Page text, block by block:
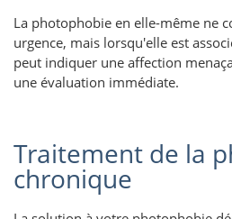
La photophobie en elle-même ne
urgence, mais lorsqu'elle est
peut indiquer une affection
une évaluation immédiate.
Traitement de la
chronique